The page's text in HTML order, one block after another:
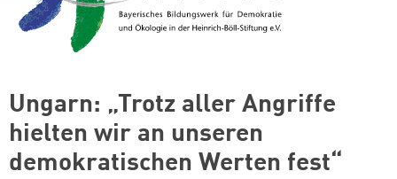
Ungarn: „Trotz aller Angriffe
hielten wir an unseren
demokratischen Werten fest“